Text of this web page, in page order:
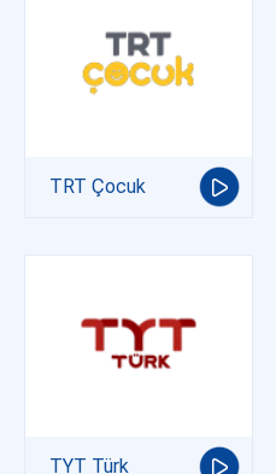
TRT Çocuk
TYT Türk